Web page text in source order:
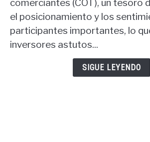
informe
COT:
informe
COT
comerciantes (COT), un tesoro
el posicionamiento y los
participantes importantes, lo
inversores astutos...
SIGUE LEYENDO